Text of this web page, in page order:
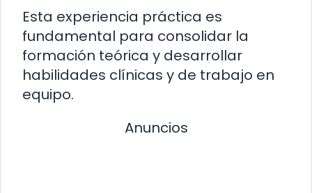
Esta experiencia práctica es
fundamental para consolidar la
formación teórica y desarrollar
habilidades clínicas y de trabajo en
equipo.
Anuncios